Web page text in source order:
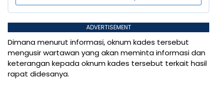
ADVERTISEMENT
Dimana menurut informasi, oknum kades tersebut
mengusir wartawan yang akan meminta informasi dan
keterangan kepada oknum kades tersebut terkait hasil
rapat didesanya.